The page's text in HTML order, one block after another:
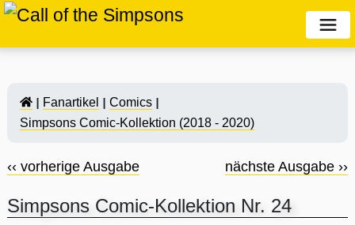
Fanartikel
Comics
Simpsons Comic-Kollektion (2018 - 2020)
‹‹ vorherige Ausgabe nächste Ausgabe ››
Simpsons Comic-Kollektion Nr. 24